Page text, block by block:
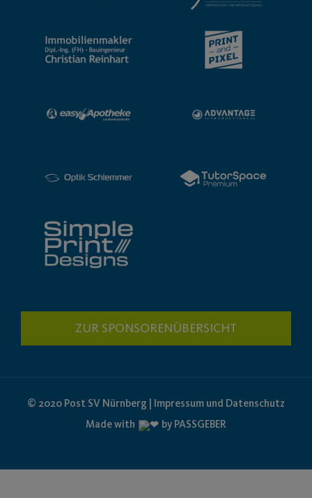
ZUR SPONSORENÜBERSICHT
© 2020 Post SV Nürnberg | Impressum und Datenschutz
Made with
by PASSGEBER